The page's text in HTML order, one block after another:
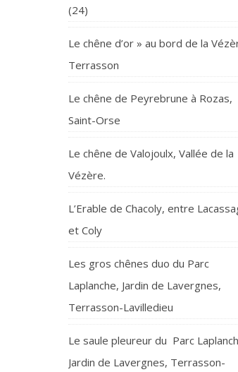
(24)
Le chêne d’or » au bord de la
Terrasson
Le chêne de Peyrebrune à Rozas,
Saint-Orse
Le chêne de Valojoulx, Vallée de la
Vézère.
L’Erable de Chacoly, entre
et Coly
Les gros chênes duo du Parc
Laplanche, Jardin de Lavergnes,
Terrasson-Lavilledieu
Le saule pleureur du Parc
Jardin de Lavergnes, Terrasson-